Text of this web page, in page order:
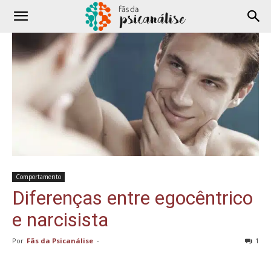
Comportamento
Diferenças entre egocêntrico
e narcisista
Por Fãs da Psicanálise - 1